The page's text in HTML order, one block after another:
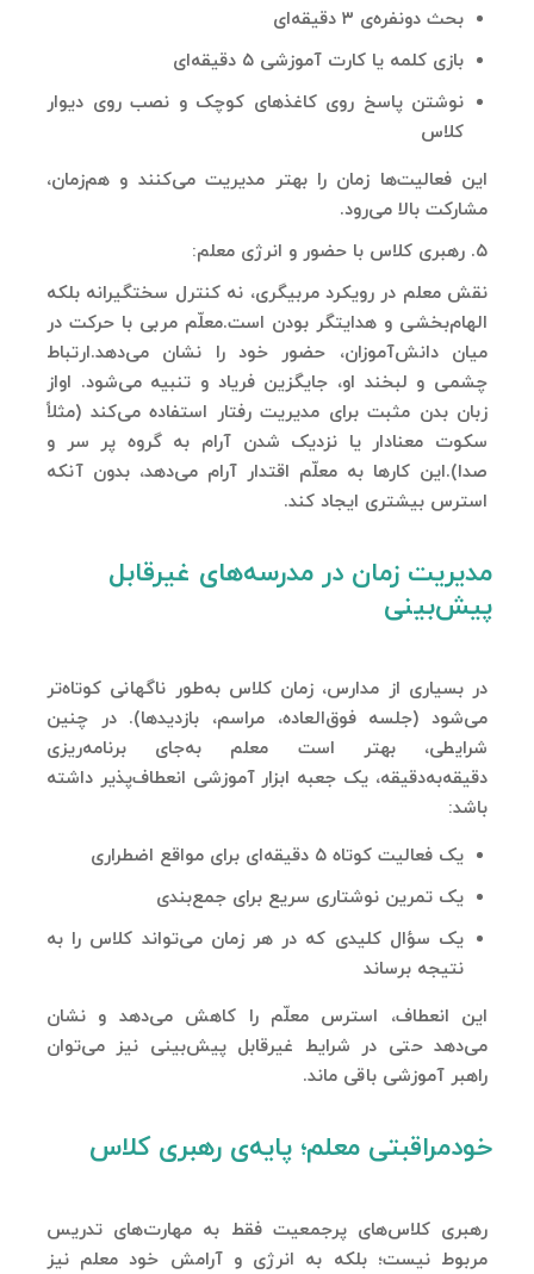
بحث دونفره‌ی ۳ دقیقه‌ای
بازی کلمه یا کارت آموزشی ۵ دقیقه‌ای
نوشتن پاسخ روی کاغذهای کوچک و نصب روی دیوار
کلاس
این فعالیت‌ها زمان را بهتر مدیریت می‌کنند و هم‌زمان،
مشارکت بالا می‌رود.
۵. رهبری کلاس با حضور و انرژی معلم:
نقش معلم در رویکرد مربیگری، نه کنترل سختگیرانه بلکه
الهام‌بخشی و هدایتگر بودن است.معلّم مربی با حرکت در
میان دانش‌آموزان، حضور خود را نشان ‌می‌دهد.ارتباط
چشمی و لبخند او، جایگزین فریاد و تنبیه می‌شود. اواز
زبان بدن مثبت برای مدیریت رفتار استفاده می‌کند (مثلاً
سکوت معنادار یا نزدیک شدن آرام به گروه پر سر و
صدا).این کارها به معلّم اقتدار آرام می‌دهد، بدون آنکه
استرس بیشتری ایجاد کند.
مدیریت زمان در مدرسه‌های غیرقابل
پیش‌بینی
در بسیاری از مدارس، زمان کلاس به‌طور ناگهانی کوتاه‌تر
می‌شود (جلسه فوق‌العاده، مراسم، بازدیدها). در چنین
شرایطی، بهتر است معلم به‌جای برنامه‌ریزی
دقیقه‌به‌دقیقه، یک جعبه ابزار آموزشی انعطاف‌پذیر داشته
باشد:
یک فعالیت کوتاه ۵ دقیقه‌ای برای مواقع اضطراری
یک تمرین نوشتاری سریع برای جمع‌بندی
یک سؤال کلیدی که در هر زمان می‌تواند کلاس را به
نتیجه برساند
این انعطاف، استرس معلّم را کاهش می‌دهد و نشان
می‌دهد حتی در شرایط غیرقابل پیش‌بینی نیز می‌توان
راهبر آموزشی باقی ماند.
خودمراقبتی معلم؛ پایه‌ی رهبری کلاس
رهبری کلاس‌های پرجمعیت فقط به مهارت‌های تدریس
مربوط نیست؛ بلکه به انرژی و آرامش خود معلم نیز